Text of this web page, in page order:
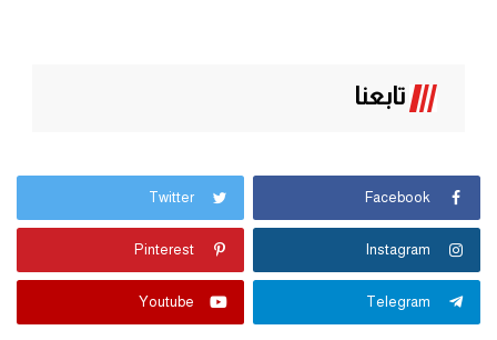
تابعنا
Facebook
Twitter
Instagram
Pinterest
Telegram
Youtube